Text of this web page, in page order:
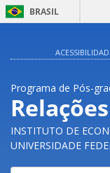
BRASIL
Programa de Pós-
INSTITUTO DE
UNIVERSIDADE